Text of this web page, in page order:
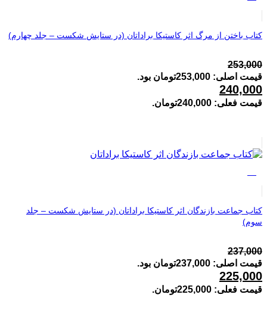
کتاب باختن از مرگ اثر کاستیکا براداتان (در ستایش شکست – جلد چهارم)
253,000
قیمت اصلی: 253,000تومان بود.
240,000
قیمت فعلی: 240,000تومان.
کتاب جماعت بازندگان اثر کاستیکا براداتان (در ستایش شکست – جلد
سوم)
237,000
قیمت اصلی: 237,000تومان بود.
225,000
قیمت فعلی: 225,000تومان.